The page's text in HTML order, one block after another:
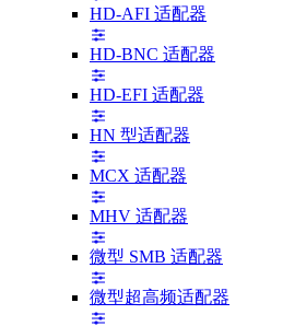
HD-AFI 适配器
HD-BNC 适配器
HD-EFI 适配器
HN 型适配器
MCX 适配器
MHV 适配器
微型 SMB 适配器
微型超高频适配器